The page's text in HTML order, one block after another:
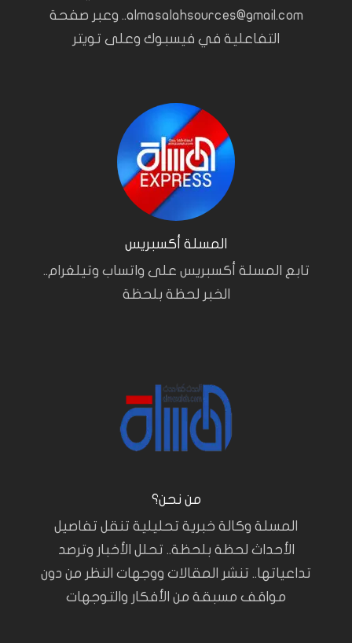
almasalahsources@gmail.com.. وعبر صفحة
التفاعلية في فيسبوك وعلى تويتر
المسلة أكسبريس
تابع المسلة أكسبريس على واتساب وتيلغرام..
الخبر لحظة بلحظة
من نحن؟
المسلة وكالة خبرية تحليلية تنقل تفاصيل
الأحداث لحظة بلحظة.. تحلل الأخبار وترصد
تداعياتها.. تنشر المقالات ووجهات النظر من دون
مواقف مسبقة من الأفكار والتوجهات